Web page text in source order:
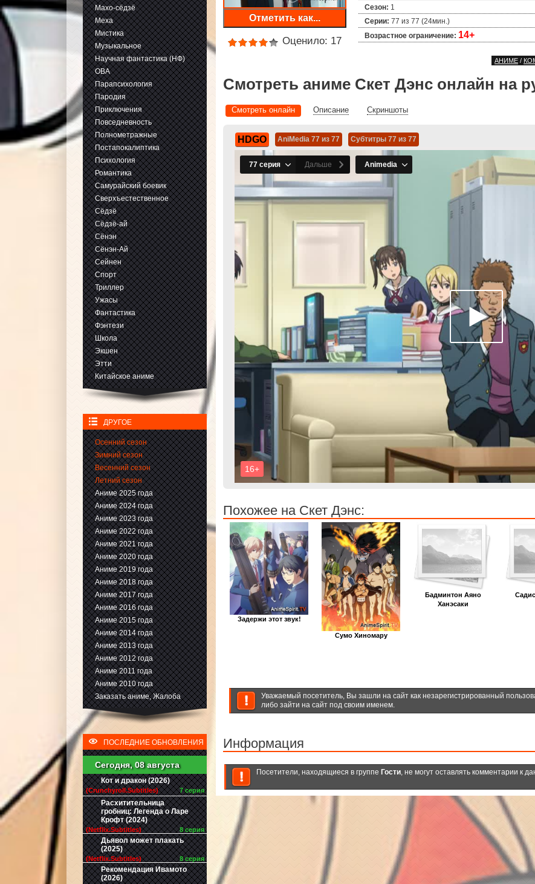
Махо-сёдзё
Меха
Мистика
Музыкальное
Научная фантастика (НФ)
ОВА
Парапсихология
Пародия
Приключения
Повседневность
Полнометражные
Постапокалиптика
Психология
Романтика
Самурайский боевик
Сверхъестественное
Сёдзё
Сёдзё-ай
Сёнэн
Сёнэн-Ай
Сейнен
Спорт
Триллер
Ужасы
Фантастика
Фэнтези
Школа
Экшен
Этти
Китайское аниме
ДРУГОЕ
Осенний сезон
Зимний сезон
Весенний сезон
Летний сезон
Аниме 2025 года
Аниме 2024 года
Аниме 2023 года
Аниме 2022 года
Аниме 2021 года
Аниме 2020 года
Аниме 2019 года
Аниме 2018 года
Аниме 2017 года
Аниме 2016 года
Аниме 2015 года
Аниме 2014 года
Аниме 2013 года
Аниме 2012 года
Аниме 2011 года
Аниме 2010 года
Заказать аниме, Жалоба
ПОСЛЕДНИЕ ОБНОВЛЕНИЯ
Сегодня, 08 августа
Кот и дракон (2026)
(Crunchyroll.Subtitles) 7 серия
Расхитительница
гробниц: Легенда о Ларе
Крофт (2024)
(Netflix.Subtitles) 8 серия
Дьявол может плакать
(2025)
(Netflix.Subtitles) 8 серия
Рекомендация Ивамото
(2026)
Сезон: 1
Серии: 77 из 77 (24мин.)
Возрастное ограничение: 14+
АНИМЕ /
Отметить как...
Оценило: 17
Смотреть аниме Скет Дэнс онлайн на
Смотреть онлайн Описание Скриншоты
HDGO AniMedia 77 из 77 Субтитры 77 из 77
Похожее на Скет Дэнс:
Задержи этот звук!
Сумо Хиномару
Бадминтон Аяно
Ханэсаки
Уважаемый посетитель, Вы зашли на сайт как незарегистрированный
либо зайти на сайт под своим именем.
Информация
Посетители, находящиеся в группе Гости, не могут оставлять комментарии к